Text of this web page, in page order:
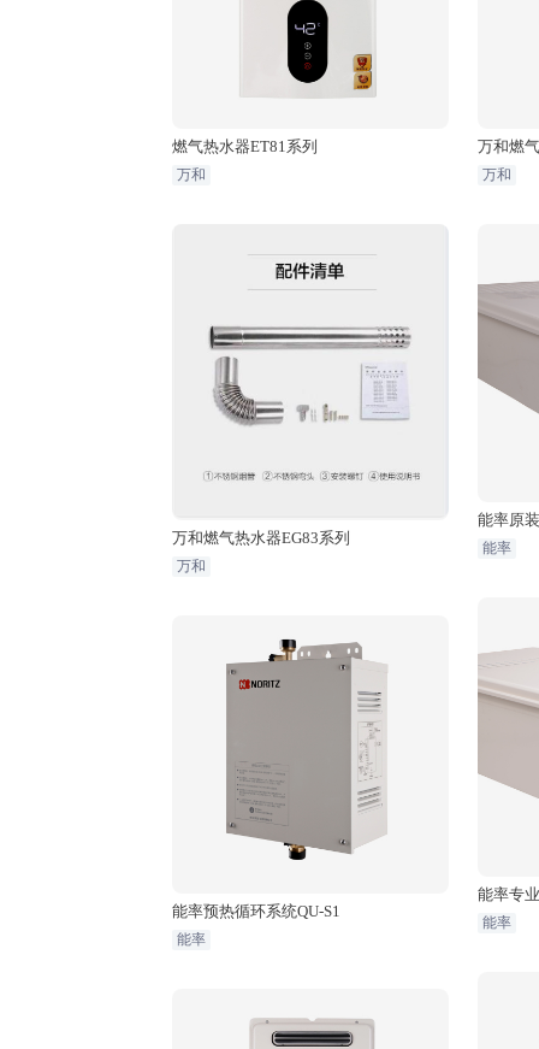
燃气热水器ET81系列
万和
万和燃气热水器EG83系列
万和
能率预热循环系统QU-S1
能率
万和燃
万和
能率原
双调精
能率
能率专
0W
能率